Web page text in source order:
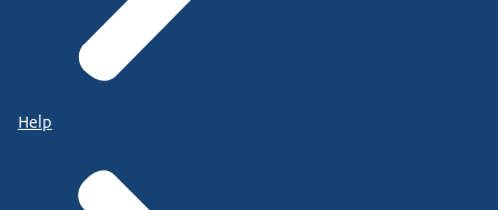
Help